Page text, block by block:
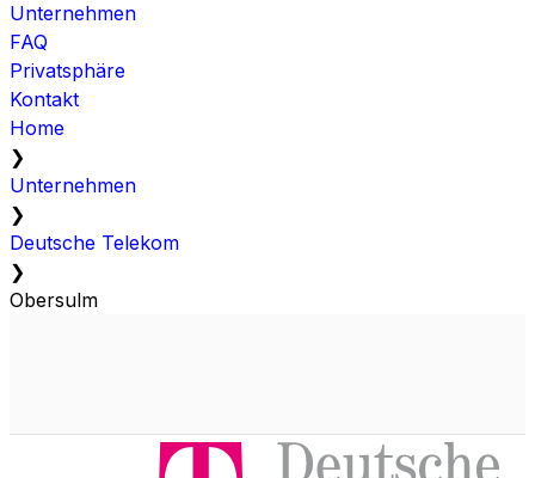
Unternehmen
FAQ
Privatsphäre
Kontakt
Home
❯
Unternehmen
❯
Deutsche Telekom
❯
Obersulm